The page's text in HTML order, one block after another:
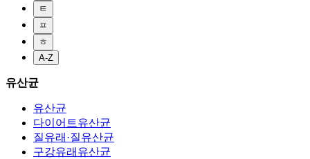
ㅌ
ㅍ
ㅎ
A-Z
유산균
유산균
다이어트유산균
질유래·질유산균
구강유래유산균